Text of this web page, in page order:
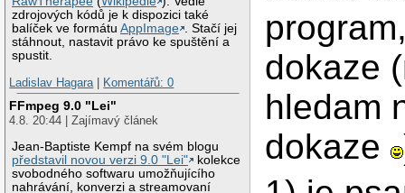
zdrojových kódů je k dispozici také
balíček ve formátuAppImage . Stačí jej
stáhnout, nastavit právo ke spuštění a
spustit.
Ladislav Hagara
Komentářů: 0
FFmpeg 9.0 "Lei"
4.8. 20:44 | Zajímavý článek
Jean-Baptiste Kempf na svém blogu
představil novou verzi 9.0 "Lei"
kolekce
svobodného softwaru umožňujícího
nahrávání, konverzi a streamovaní
dokaze
hledam
dokaze